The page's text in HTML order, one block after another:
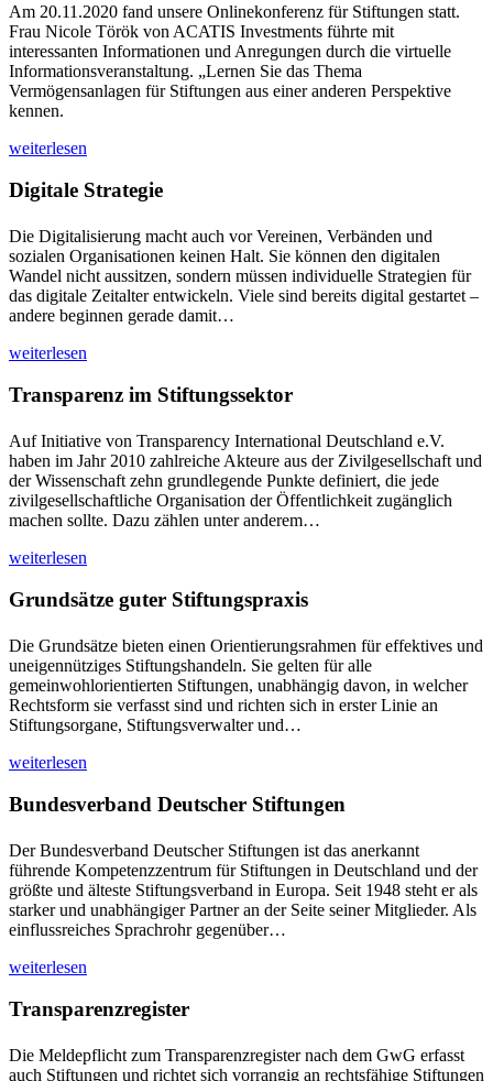
Am 20.11.2020 fand unsere Onlinekonferenz für Stiftungen statt.
Frau Nicole Török von ACATIS Investments führte mit
interessanten Informationen und Anregungen durch die virtuelle
Informationsveranstaltung. „Lernen Sie das Thema
Vermögensanlagen für Stiftungen aus einer anderen Perspektive
kennen.
weiterlesen
Digitale Strategie
Die Digitalisierung macht auch vor Vereinen, Verbänden und
sozialen Organisationen keinen Halt. Sie können den digitalen
Wandel nicht aussitzen, sondern müssen individuelle Strategien für
das digitale Zeitalter entwickeln. Viele sind bereits digital gestartet –
andere beginnen gerade damit…
weiterlesen
Transparenz im Stiftungssektor
Auf Initiative von Transparency International Deutschland e.V.
haben im Jahr 2010 zahlreiche Akteure aus der Zivilgesellschaft und
der Wissenschaft zehn grundlegende Punkte definiert, die jede
zivilgesellschaftliche Organisation der Öffentlichkeit zugänglich
machen sollte. Dazu zählen unter anderem…
weiterlesen
Grundsätze guter Stiftungspraxis
Die Grundsätze bieten einen Orientierungsrahmen für effektives und
uneigennütziges Stiftungshandeln. Sie gelten für alle
gemeinwohlorientierten Stiftungen, unabhängig davon, in welcher
Rechtsform sie verfasst sind und richten sich in erster Linie an
Stiftungsorgane, Stiftungsverwalter und…
weiterlesen
Bundesverband Deutscher Stiftungen
Der Bundesverband Deutscher Stiftungen ist das anerkannt
führende Kompetenzzentrum für Stiftungen in Deutschland und der
größte und älteste Stiftungsverband in Europa. Seit 1948 steht er als
starker und unabhängiger Partner an der Seite seiner Mitglieder. Als
einflussreiches Sprachrohr gegenüber…
weiterlesen
Transparenzregister
Die Meldepflicht zum Transparenzregister nach dem GwG erfasst
auch Stiftungen und richtet sich vorrangig an rechtsfähige Stiftungen